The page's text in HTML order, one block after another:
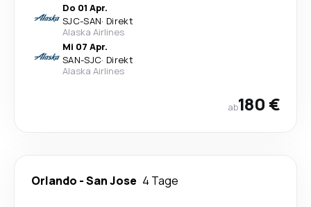
Do 01 Apr.
SJC-SAN· Direkt
Alaska Airlines
Mi 07 Apr.
SAN-SJC· Direkt
Alaska Airlines
ab180 €
Orlando -San Jose 4 Tage